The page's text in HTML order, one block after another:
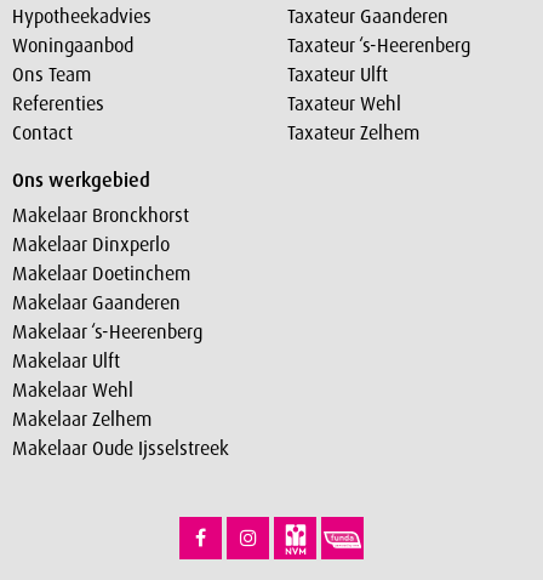
Hypotheekadvies
Woningaanbod
Ons Team
Referenties
Contact
Taxateur Gaanderen
Taxateur ‘s-Heerenberg
Taxateur Ulft
Taxateur Wehl
Taxateur Zelhem
Ons werkgebied
Makelaar Bronckhorst
Makelaar Dinxperlo
Makelaar Doetinchem
Makelaar Gaanderen
Makelaar ‘s-Heerenberg
Makelaar Ulft
Makelaar Wehl
Makelaar Zelhem
Makelaar Oude Ijsselstreek